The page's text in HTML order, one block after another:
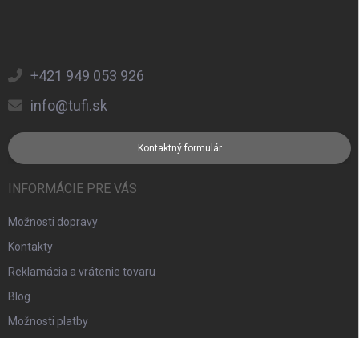
+421 949 053 926
info@tufi.sk
Kontaktný formulár
INFORMÁCIE PRE VÁS
Možnosti dopravy
Kontakty
Reklamácia a vrátenie tovaru
Blog
Možnosti platby